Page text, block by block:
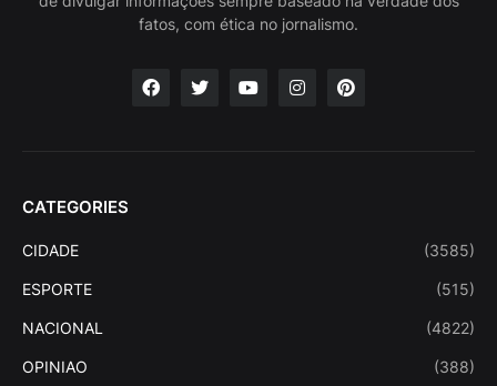
fatos, com ética no jornalismo.
CATEGORIES
CIDADE (3585)
ESPORTE (515)
NACIONAL (4822)
OPINIAO (388)